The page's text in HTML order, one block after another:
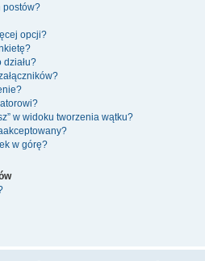
postów?
opcji?
działu?
w widoku tworzenia wątku?
w górę?